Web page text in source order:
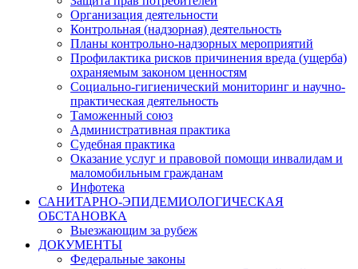
Организация деятельности
Контрольная (надзорная) деятельность
Планы контрольно-надзорных мероприятий
Профилактика рисков причинения вреда (ущерба)
охраняемым законом ценностям
Социально-гигиенический мониторинг и научно-
практическая деятельность
Таможенный союз
Административная практика
Судебная практика
Оказание услуг и правовой помощи инвалидам и
маломобильным гражданам
Инфотека
САНИТАРНО-ЭПИДЕМИОЛОГИЧЕСКАЯ
ОБСТАНОВКА
Выезжающим за рубеж
ДОКУМЕНТЫ
Федеральные законы